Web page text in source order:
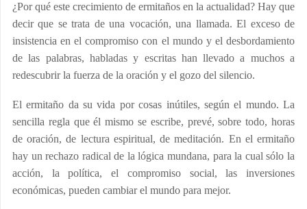
¿Por qué este crecimiento de ermitaños en la actualidad? Hay que
decir que se trata de una vocación, una llamada. El exceso de
insistencia en el compromiso con el mundo y el desbordamiento
de las palabras, habladas y escritas han llevado a muchos a
redescubrir la fuerza de la oración y el gozo del silencio.
El ermitaño da su vida por cosas inútiles, según el mundo. La
sencilla regla que él mismo se escribe, prevé, sobre todo, horas
de oración, de lectura espiritual, de meditación. En el ermitaño
hay un rechazo radical de la lógica mundana, para la cual sólo la
acción, la política, el compromiso social, las inversiones
económicas, pueden cambiar el mundo para mejor.